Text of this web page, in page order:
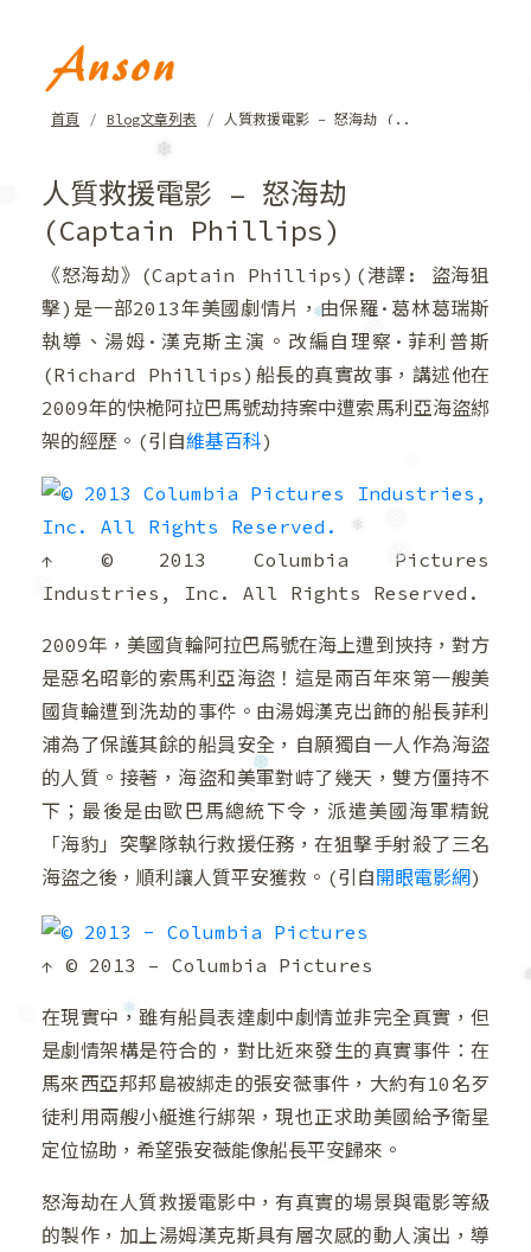
首頁 Blog文章列表 人質救援電影 – 怒海劫 (..
人質救援電影 – 怒海劫
(Captain Phillips)
《怒海劫》(Captain Phillips)(港譯: 盜海狙
擊)是一部2013年美國劇情片，由保羅·葛林葛瑞斯
執導、湯姆·漢克斯主演。改編自理察·菲利普斯
(Richard Phillips)船長的真實故事，講述他在
2009年的快桅阿拉巴馬號劫持案中遭索馬利亞海盜綁
架的經歷。(引自維基百科)
↑ © 2013 Columbia Pictures
Industries, Inc. All Rights Reserved.
2009年，美國貨輪阿拉巴馬號在海上遭到挾持，對方
是惡名昭彰的索馬利亞海盜！這是兩百年來第一艘美
國貨輪遭到洗劫的事件。由湯姆漢克出飾的船長菲利
浦為了保護其餘的船員安全，自願獨自一人作為海盜
的人質。接著，海盜和美軍對峙了幾天，雙方僵持不
下；最後是由歐巴馬總統下令，派遣美國海軍精銳
「海豹」突擊隊執行救援任務，在狙擊手射殺了三名
海盜之後，順利讓人質平安獲救。(引自 開眼電影網 )
↑ © 2013 – Columbia Pictures
在現實中，雖有船員表達劇中劇情並非完全真實，但
是劇情架構是符合的，對比近來發生的真實事件：在
馬來西亞邦邦島被綁走的張安薇事件，大約有10名歹
徒利用兩艘小艇進行綁架，現也正求助美國給予衛星
定位協助，希望張安薇能像船長平安歸來。
怒海劫在人質救援電影中，有真實的場景與電影等級
的製作，加上湯姆漢克斯具有層次感的動人演出，導
❆
❆
❆
❄
❄
❄
❄